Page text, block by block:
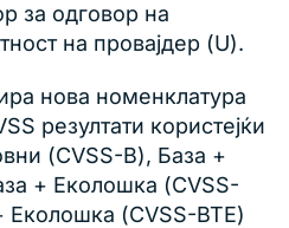
за одговор на
на провајдер (U).
нова номенклатура
резултати користејќи
(CVSS-B), База +
+ Еколошка (CVSS-
Еколошка (CVSS-BTE)